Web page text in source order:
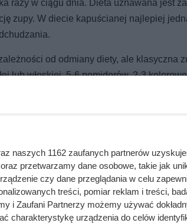
razy w ciągu dnia. Dieta uznawana jest
zupy. W diecie kapuścianej najlepiej
od odmiany diety, ale klasyczna
lub włoskiej, 5-6 pomidorów, 2-3
możemy dodatkowo doprawić ziołami i
jeść przez cały tydzień. Potrawy z
Oferta przyciąga klientów do Dino
naszych 1162 zaufanych partnerów
przetwarzamy dane osobowe, takie jak
czy dane przeglądania w celu
treści, pomiar reklam i treści,
i Zaufani Partnerzy możemy używać
charakterystykę urządzenia do celów